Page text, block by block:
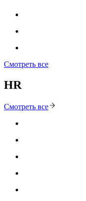
Смотреть все
HR
Смотреть все